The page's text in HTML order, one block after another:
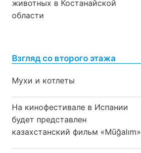
животных в Костанайской
области
Взгляд со второго этажа
Мухи и котлеты
На кинофестивале в Испании
будет представлен
казахстанский фильм «Mūğalım»